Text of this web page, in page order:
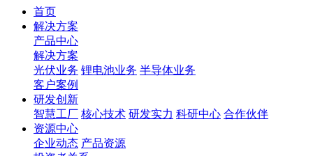
首页
解决方案
产品中心
解决方案
光伏业务 锂电池业务 半导体业务
客户案例
研发创新
智慧工厂 核心技术 研发实力 科研中心 合作伙伴
资源中心
企业动态 产品资源